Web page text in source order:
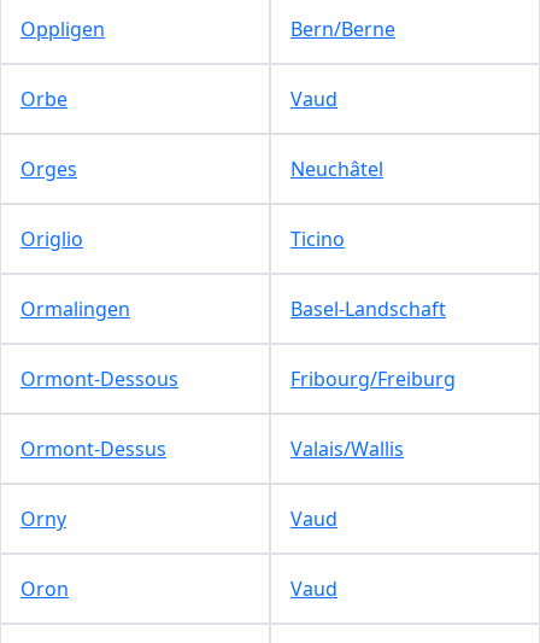
Oppligen Bern/Berne
Orbe Vaud
Orges Neuchâtel
Origlio Ticino
Ormalingen Basel-Landschaft
Ormont-Dessous Fribourg/Freiburg
Ormont-Dessus Valais/Wallis
Orny Vaud
Oron Vaud